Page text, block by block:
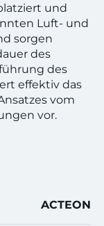
und
Luft- und
sorgen
des
des
effektiv das
vom
vor.
ACTEON